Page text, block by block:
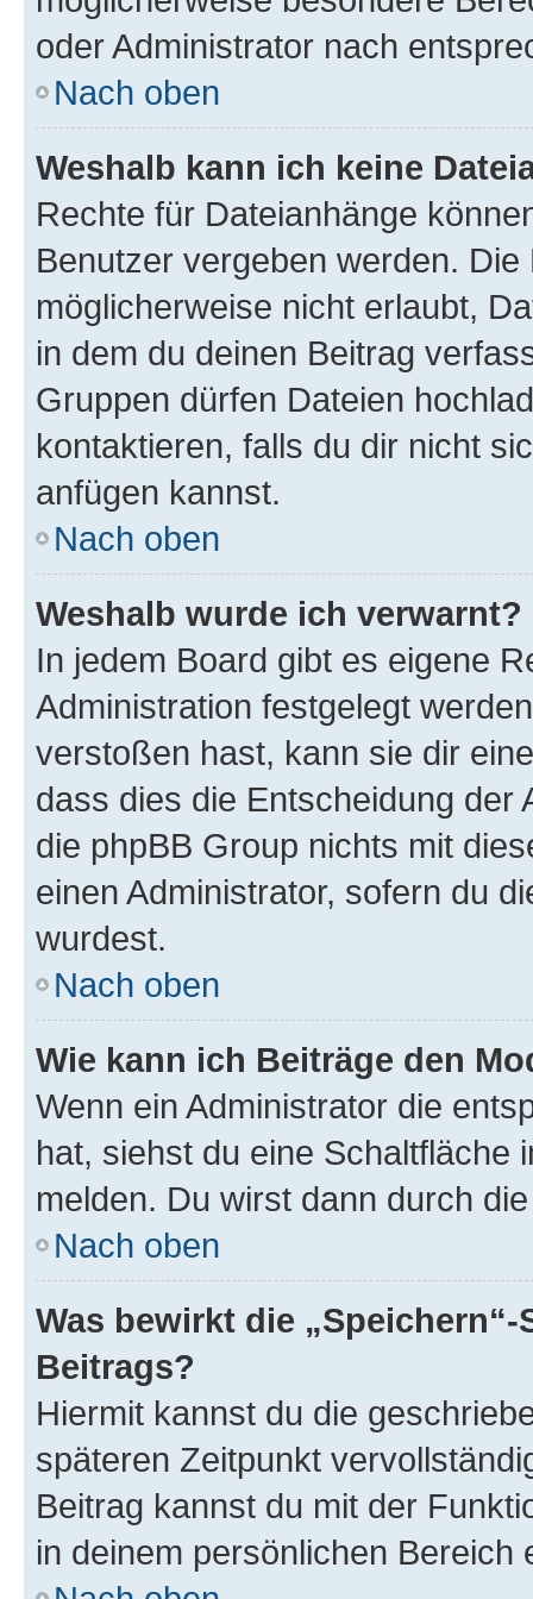
oder Administrator nach
Nach oben
Weshalb kann ich keine
Rechte für Dateianhänge
Benutzer vergeben werden.
möglicherweise nicht erlaubt,
in dem du deinen Beitrag
Gruppen dürfen Dateien
kontaktieren, falls du dir nicht
anfügen kannst.
Nach oben
Weshalb wurde ich verwarnt?
In jedem Board gibt es eigene
Administration festgelegt
verstoßen hast, kann sie dir
dass dies die Entscheidung der
die phpBB Group nichts mit
einen Administrator, sofern du
wurdest.
Nach oben
Wie kann ich Beiträge den
Wenn ein Administrator die
hat, siehst du eine Schaltfläche
melden. Du wirst dann durch
Nach oben
Was bewirkt die
Beitrags?
Hiermit kannst du die
späteren Zeitpunkt
Beitrag kannst du mit der
in deinem persönlichen Bereich